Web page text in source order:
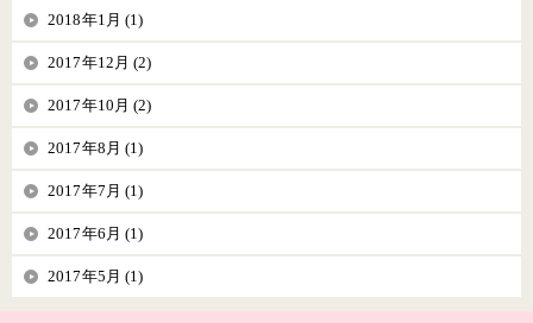
2018年1月 (1)
2017年12月 (2)
2017年10月 (2)
2017年8月 (1)
2017年7月 (1)
2017年6月 (1)
2017年5月 (1)